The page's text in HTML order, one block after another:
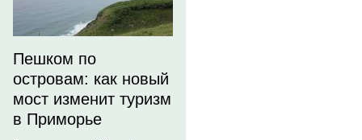
Пешком по
островам: как новый
мост изменит туризм
в Приморье